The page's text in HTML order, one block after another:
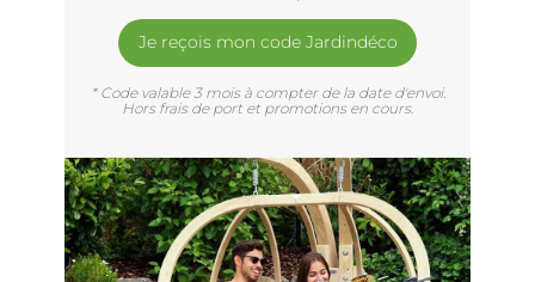
Je reçois mon code Jardindéco
* Code valable 3 mois à compter de la date d'envoi.
Hors frais de port et promotions en cours.